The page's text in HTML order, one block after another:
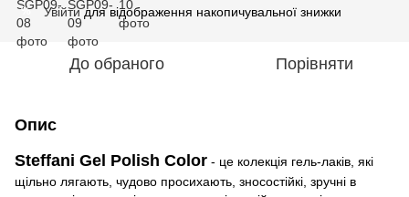
% Увійтидля відображення накопичувальної знижки
До обраного Порівняти
Опис
Steffani Gel Polish Color - це колекція гель-лаків, які
щільно лягають, чудово просихають, зносостійкі, зручні в